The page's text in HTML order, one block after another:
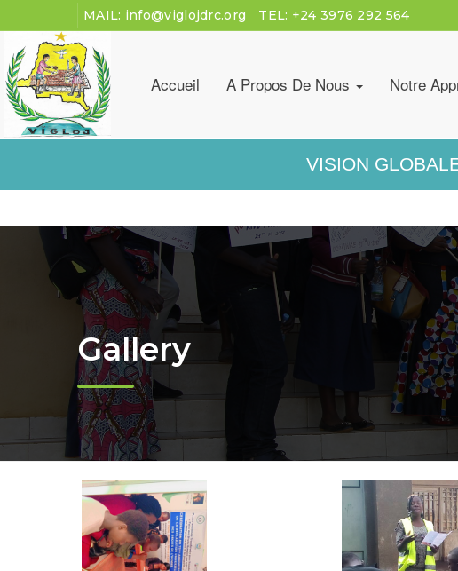
MAIL: info@viglojdrc.org TEL: +24 3976 292 564
Accueil A Propos De Nous Notre
VISION
Gallery